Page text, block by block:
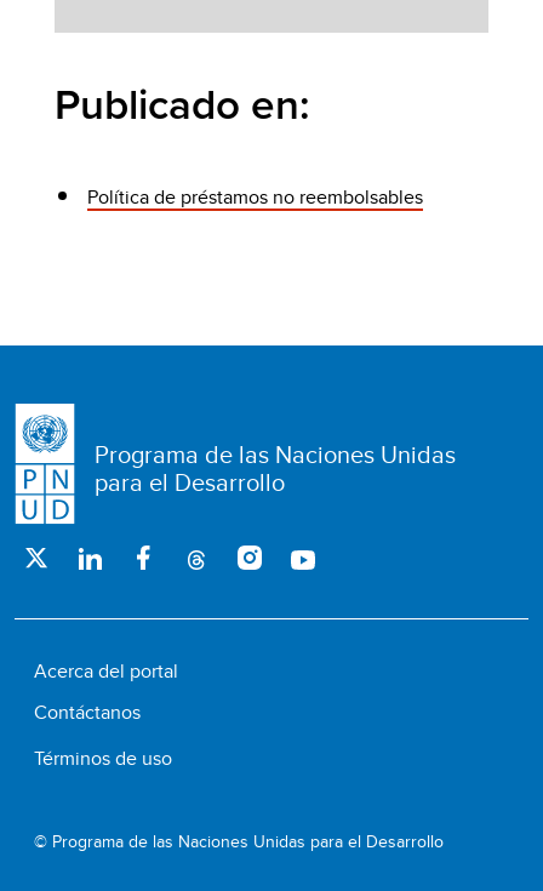
Publicado en:
Política de préstamos no reembolsables
Programa de las Naciones Unidas
para el Desarrollo
© Programa de las Naciones Unidas para el Desarrollo
Acerca del portal
Contáctanos
Términos de uso